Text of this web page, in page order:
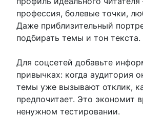
профессия, болевые точки,
Даже приблизительный
подбирать темы и тон текста.
Для соцсетей добавьте
привычках: когда аудитория
темы уже вызывают отклик,
предпочитает. Это экономит
ненужном тестировании.